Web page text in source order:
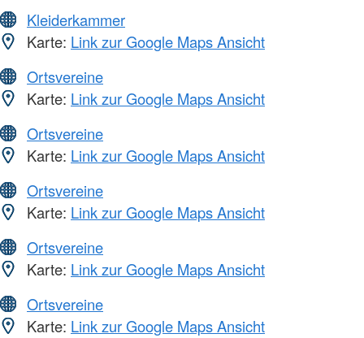
Kleiderkammer
Karte: Link zur Google Maps Ansicht
Ortsvereine
Karte: Link zur Google Maps Ansicht
Ortsvereine
Karte: Link zur Google Maps Ansicht
Ortsvereine
Karte: Link zur Google Maps Ansicht
Ortsvereine
Karte: Link zur Google Maps Ansicht
Ortsvereine
Karte: Link zur Google Maps Ansicht